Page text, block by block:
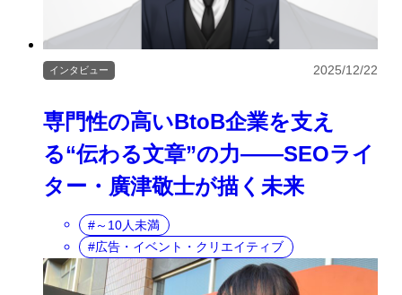
専門性の高いBtoB企業を支え
る“伝わる文章”の力――SEOライ
ター・廣津敬士が描く未来
インタビュー 2025/12/22
～10人未満
広告・イベント・クリエイティブ